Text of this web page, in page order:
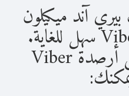
آند ميكيلون
بمجرد حصولك على أرصدة Viber